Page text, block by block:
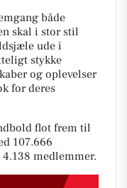
både
skal i stor stil
ude i
stykke
og oplevelser
for deres
flot frem til
107.666
medlemmer.